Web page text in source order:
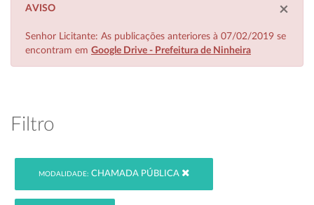
×
AVISO
Senhor Licitante: As publicações anteriores à 07/02/2019 se
encontram em Google Drive - Prefeitura de Ninheira
Filtro
MODALIDADE: CHAMADA PÚBLICA